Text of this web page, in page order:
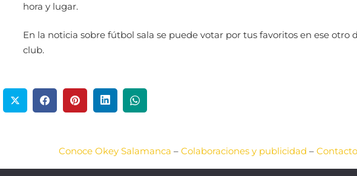
hora y lugar.
En la noticia sobre fútbol sala se puede votar por tus favoritos en ese
club.
Conoce Okey Salamanca – Colaboraciones y publicidad – Contacto